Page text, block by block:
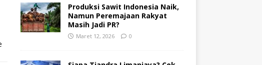
Produksi Sawit Indonesia Naik,
Namun Peremajaan Rakyat
Masih Jadi PR?
Maret 12, 2026 0